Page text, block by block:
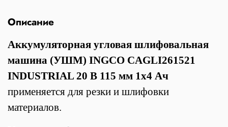
Описание
Аккумуляторная угловая шлифовальная
машина (УШМ) INGCO CAGLI261521
INDUSTRIAL 20 В 115 мм 1х4 Ач
применяется для резки и шлифовки
материалов.